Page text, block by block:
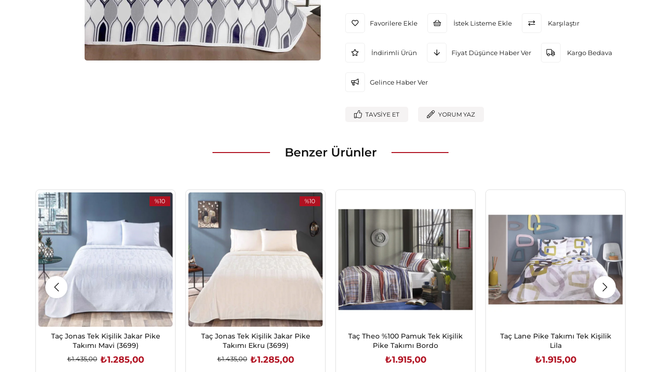
Favorilere Ekle İstek Listeme Ekle Karşılaştır
İndirimli Ürün Fiyat Düşünce Haber Ver Kargo Bedava
Gelince Haber Ver
TAVSIYE ET YORUM YAZ
Benzer Ürünler
%10
%10İndirim
Taç Jonas Tek Kişilik Jakar Pike
Takımı Mavi (3699)
₺1.285,00
₺1.435,00
%10
%10İndirim
Taç Jonas Tek Kişilik Jakar Pike
Takımı Ekru (3699)
₺1.285,00
₺1.435,00
Taç Theo %100 Pamuk Tek Kişilik
Pike Takımı Bordo
₺1.915,00
Taç Lane Pike Takımı Tek Kişilik
Lila
₺1.915,00